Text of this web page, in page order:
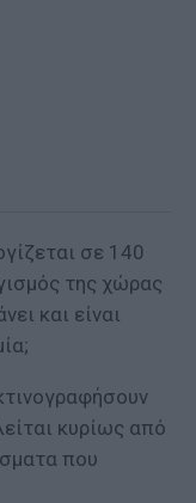
σε 140
της χώρας
και είναι
κυρίως από
που